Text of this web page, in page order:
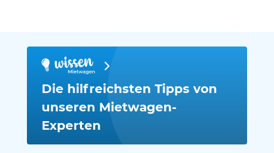
Die hilfreichsten Tipps von
unseren Mietwagen-
Experten